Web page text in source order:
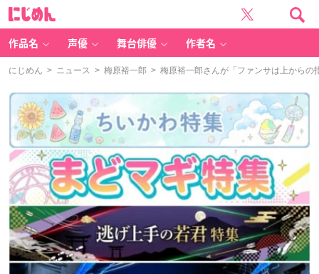
作品名 声優 舞台俳優 作者名
にじめん > ニュース > 梅原裕一郎 > 梅原裕一郎さんが「ファンサは上からの